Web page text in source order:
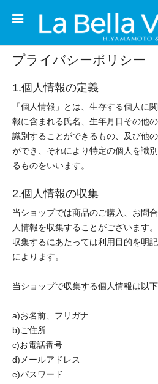
プライバシーポリシー
1.個人情報の定義
「個人情報」とは、生存する個人に
報に含まれる氏名、生年月日その他
識別することができるもの、及び他
ができ、それにより特定の個人を識
るものをいいます。
2.個人情報の収集
当ショップでは商品のご購入、お問
人情報を収集することがございます。
収集するにあたっては利用目的を明
によります。
当ショップで収集する個人情報は以下
a)お名前、フリガナ
b)ご住所
c)お電話番号
d)メールアドレス
e)パスワード